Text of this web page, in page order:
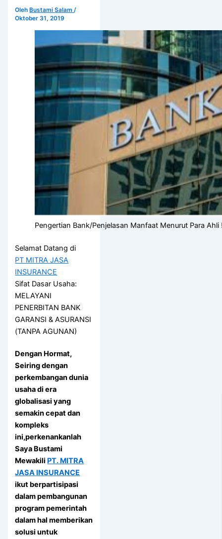
Oleh Bustami Salam/
Oktober 31, 2019
Pengertian Bank/Penjelasan Manfaat Menurut Para Ahli
Selamat Datang di
PT MITRA JASA
INSURANCE
Sifat Dasar Usaha:
MELAYANI
PENERBITAN BANK
GARANSI & ASURANSI
(TANPA AGUNAN)
Dengan Hormat,
Seiring dengan
perkembangan dunia
usaha di era
globalisasi yang
semakin cepat dan
kompleks
ini,perkenankanlah
Saya Bustami
Mewakili PT. MITRA
JASA INSURANCE
ikut berpartisipasi
dalam pembangunan
program pemerintah
dalam hal memberikan
solusi untuk